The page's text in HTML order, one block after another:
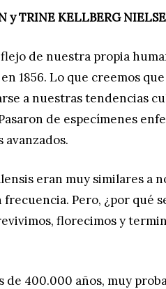
y TRINE KELLBERG
de nuestra propia
1856. Lo que creemos que
a nuestras tendencias
de especímenes
eran muy similares a
Pero, ¿por qué
florecimos y
400.000 años, muy